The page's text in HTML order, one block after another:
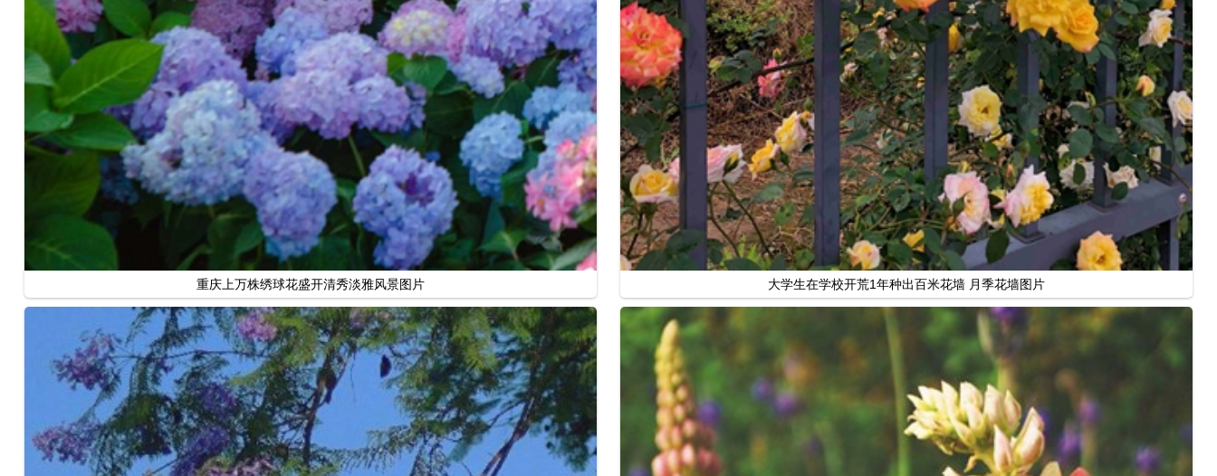
重庆上万株绣球花盛开清秀淡雅风景图片 大学生在学校开荒1年种出百米花墙 月季花墙图片